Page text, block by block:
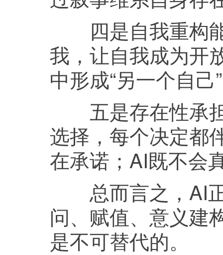
四是自我重构能
我，让自我成为开
中形成“另一个自
五是存在性承担
选择，每个决定都
在承诺；AI既不会
总而言之，AI正
问、赋值、意义建
是不可替代的。